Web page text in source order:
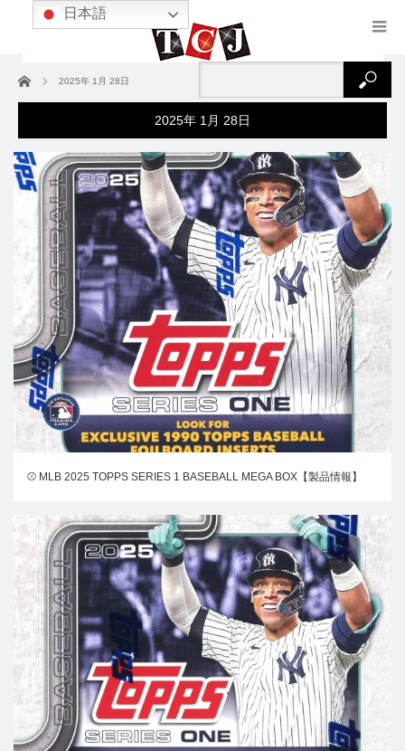
ホーム 2025年 1月 28日
2025年 1月 28日
⚾ MLB 2025 TOPPS SERIES 1 BASEBALL MEGA BOX【製品情報】
日本語